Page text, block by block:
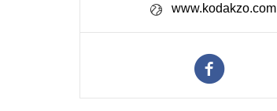
www.kodakzo.com